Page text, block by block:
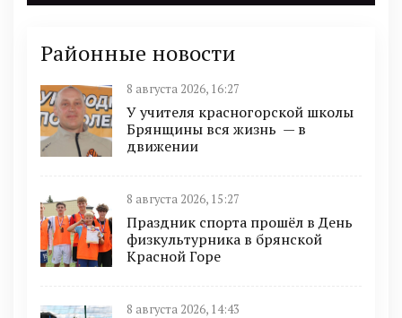
Районные новости
8 августа 2026, 16:27
У учителя красногорской школы
Брянщины вся жизнь — в
движении
8 августа 2026, 15:27
Праздник спорта прошёл в День
физкультурника в брянской
Красной Горе
8 августа 2026, 14:43